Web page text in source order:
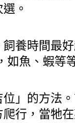
。
養時間最
如魚、蝦等
」的方法
行，當牠